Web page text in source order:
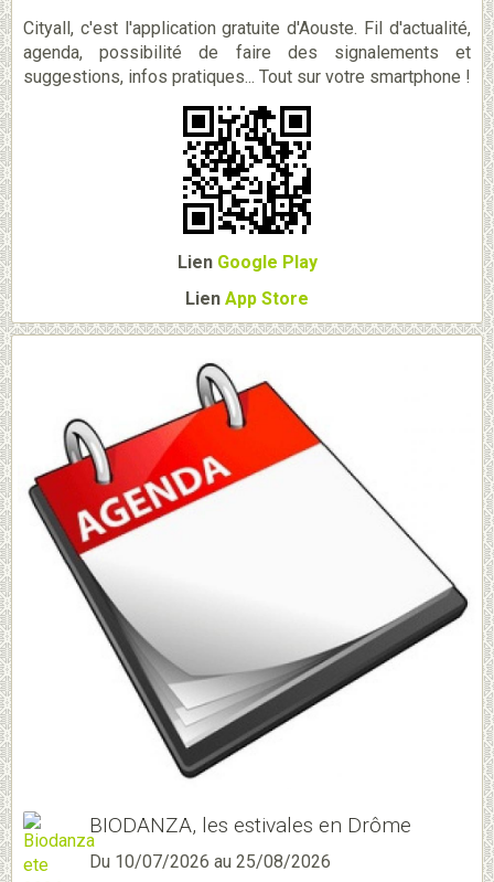
Cityall, c'est l'application gratuite d'Aouste. Fil d'actualité,
agenda, possibilité de faire des signalements et
suggestions, infos pratiques... Tout sur votre smartphone !
Lien Google Play
Lien App Store
BIODANZA, les estivales en Drôme
Du 10/07/2026 au 25/08/2026